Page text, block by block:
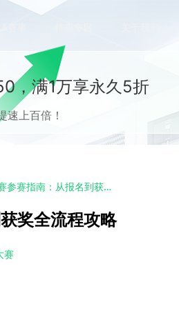
，满1万享永久5折
上百倍！
第五届瑞云3D渲染动画创作大赛参赛指南：从报名到获奖全流程攻略
奖全流程攻略
赛